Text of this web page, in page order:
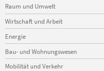
Raum und Umwelt
Wirtschaft und Arbeit
Energie
Bau- und Wohnungswesen
Mobilität und Verkehr